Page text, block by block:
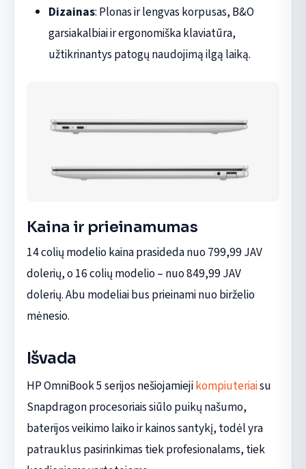
Dizainas: Plonas ir lengvas korpusas, B&O
garsiakalbiai ir ergonomiška klaviatūra,
užtikrinantys patogų naudojimą ilgą laiką.
Kaina ir prieinamumas
14 colių modelio kaina prasideda nuo 799,99 JAV
dolerių, o 16 colių modelio – nuo 849,99 JAV
dolerių. Abu modeliai bus prieinami nuo birželio
mėnesio.
Išvada
HP OmniBook 5 serijos nešiojamiejikompiuteriaisu
Snapdragon procesoriais siūlo puikų našumo,
baterijos veikimo laiko ir kainos santykį, todėl yra
patrauklus pasirinkimas tiek profesionalams, tiek